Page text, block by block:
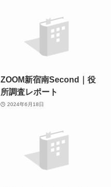
ZOOM新宿南Second｜役
所調査レポート
2024年6月18日